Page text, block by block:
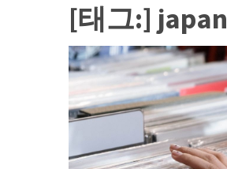
[태그:] japan